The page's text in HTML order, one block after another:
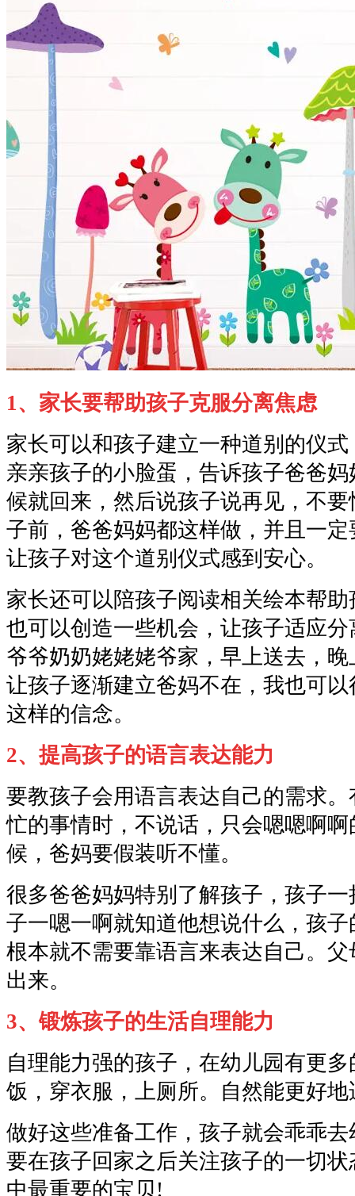
1、家长要帮助孩子克服分离焦虑
家长可以和孩子建立一种道别的仪
亲亲孩子的小脸蛋，告诉孩子爸爸
候就回来，然后说孩子说再见，不
子前，爸爸妈妈都这样做，并且一
让孩子对这个道别仪式感到安心。
家长还可以陪孩子阅读相关绘本帮
也可以创造一些机会，让孩子适应
爷爷奶奶姥姥姥爷家，早上送去，
让孩子逐渐建立爸妈不在，我也可
这样的信念。
2、提高孩子的语言表达能力
要教孩子会用语言表达自己的需求
忙的事情时，不说话，只会嗯嗯啊
候，爸妈要假装听不懂。
很多爸爸妈妈特别了解孩子，孩子
子一嗯一啊就知道他想说什么，孩
根本就不需要靠语言来表达自己。
出来。
3、锻炼孩子的生活自理能力
自理能力强的孩子，在幼儿园有更
饭，穿衣服，上厕所。自然能更好
做好这些准备工作，孩子就会乖乖
要在孩子回家之后关注孩子的一切
中最重要的宝贝!